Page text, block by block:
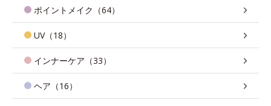
ポイントメイク（64）
UV（18）
インナーケア（33）
ヘア（16）